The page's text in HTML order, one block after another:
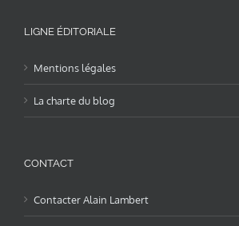
LIGNE ÉDITORIALE
Mentions légales
La charte du blog
CONTACT
Contacter Alain Lambert